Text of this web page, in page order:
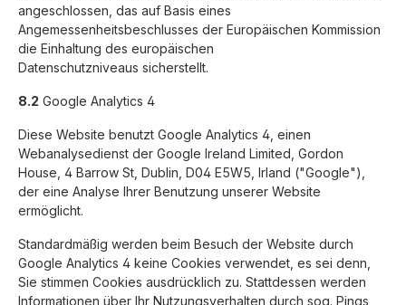
angeschlossen, das auf Basis eines
Angemessenheitsbeschlusses der Europäischen Kommission
die Einhaltung des europäischen
Datenschutzniveaus sicherstellt.
8.2 Google Analytics 4
Diese Website benutzt Google Analytics 4, einen
Webanalysedienst der Google Ireland Limited, Gordon
House, 4 Barrow St, Dublin, D04 E5W5, Irland ("Google"),
der eine Analyse Ihrer Benutzung unserer Website
ermöglicht.
Standardmäßig werden beim Besuch der Website durch
Google Analytics 4 keine Cookies verwendet, es sei denn,
Sie stimmen Cookies ausdrücklich zu. Stattdessen werden
Informationen über Ihr Nutzungsverhalten durch sog. Pings